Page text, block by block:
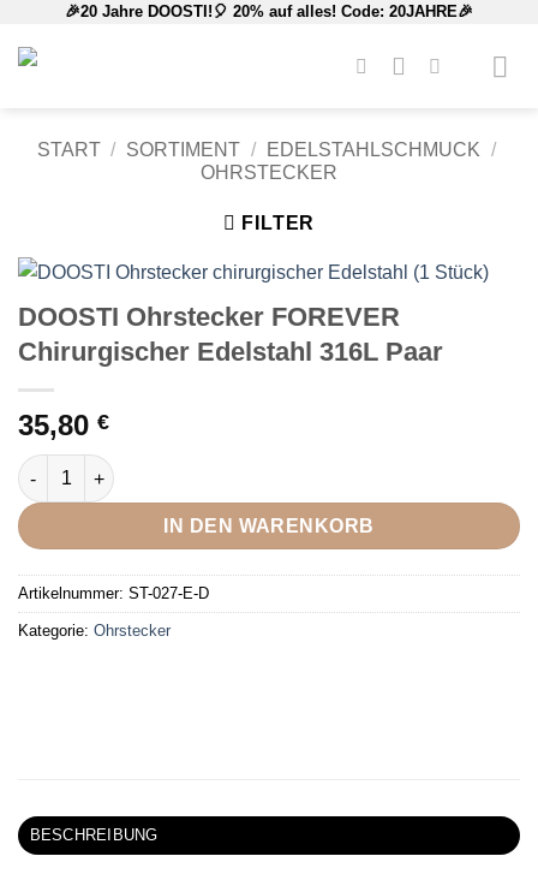
Inhalt
🎉20 Jahre DOOSTI!🎈 20% auf alles! Code: 20JAHRE🎉
START / SORTIMENT / EDELSTAHLSCHMUCK /
OHRSTECKER
FILTER
DOOSTI Ohrstecker FOREVER
Chirurgischer Edelstahl 316L Paar
35,80 €
DOOSTI Ohrstecker FOREVER Chirurgischer Edelstahl 316L
IN DEN WARENKORB
Artikelnummer: ST-027-E-D
Kategorie: Ohrstecker
BESCHREIBUNG